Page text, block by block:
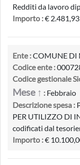
Redditi da lavoro
Importo :€ 2.481,93
Ente :COMUNE DI
Codice ente :
Codice gestionale
Mese ↑ : Febbraio
Descrizione spesa :
PER UTILIZZO DI
codificati dal
Importo :€